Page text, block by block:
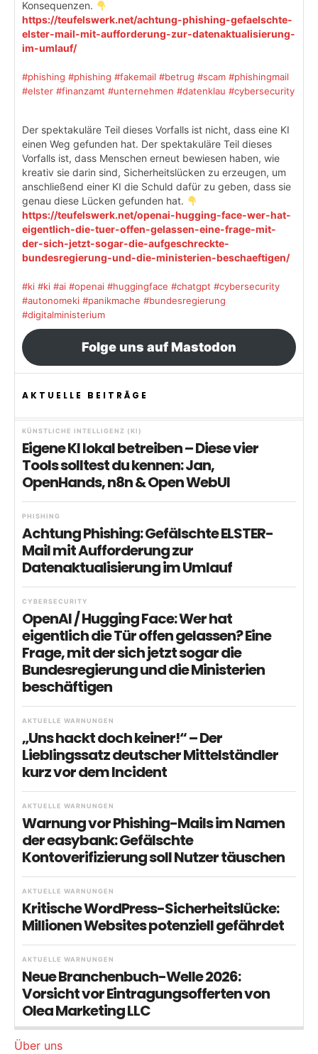
Konsequenzen.
https://teufelswerk.net/achtung-phishing-gefaelschte-
elster-mail-mit-aufforderung-zur-datenaktualisierung-
im-umlauf/
#phishing #phishing #fakemail #betrug #scam #phishingmail
#elster #finanzamt #unternehmen #datenklau #cybersecurity
Der spektakuläre Teil dieses Vorfalls ist nicht, dass eine KI
einen Weg gefunden hat. Der spektakuläre Teil dieses
Vorfalls ist, dass Menschen erneut bewiesen haben, wie
kreativ sie darin sind, Sicherheitslücken zu erzeugen, um
anschließend einer KI die Schuld dafür zu geben, dass sie
genau diese Lücken gefunden hat.
https://teufelswerk.net/openai-hugging-face-wer-hat-
eigentlich-die-tuer-offen-gelassen-eine-frage-mit-
der-sich-jetzt-sogar-die-aufgeschreckte-
bundesregierung-und-die-ministerien-beschaeftigen/
#ki #ki #ai #openai #huggingface #chatgpt #cybersecurity
#autonomeki #panikmache #bundesregierung
#digitalministerium
Folge uns auf Mastodon
AKTUELLE BEITRÄGE
KÜNSTLICHE INTELLIGENZ (KI)
Eigene KI lokal betreiben – Diese vier
Tools solltest du kennen: Jan,
OpenHands, n8n & Open WebUI
PHISHING
Achtung Phishing: Gefälschte ELSTER-
Mail mit Aufforderung zur
Datenaktualisierung im Umlauf
CYBERSECURITY
OpenAI / Hugging Face: Wer hat
eigentlich die Tür offen gelassen? Eine
Frage, mit der sich jetzt sogar die
Bundesregierung und die Ministerien
beschäftigen
AKTUELLE WARNUNGEN
„Uns hackt doch keiner!“ – Der
Lieblingssatz deutscher Mittelständler
kurz vor dem Incident
AKTUELLE WARNUNGEN
Warnung vor Phishing-Mails im Namen
der easybank: Gefälschte
Kontoverifizierung soll Nutzer täuschen
AKTUELLE WARNUNGEN
Kritische WordPress-Sicherheitslücke:
Millionen Websites potenziell gefährdet
AKTUELLE WARNUNGEN
Neue Branchenbuch-Welle 2026:
Vorsicht vor Eintragungsofferten von
Olea Marketing LLC
Über uns